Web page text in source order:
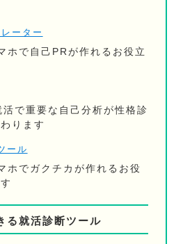
ーター
ホで自己PRが作れるお役立
で重要な自己分析が性格診
ります
ール
ホでガクチカが作れるお役
る就活診断ツール